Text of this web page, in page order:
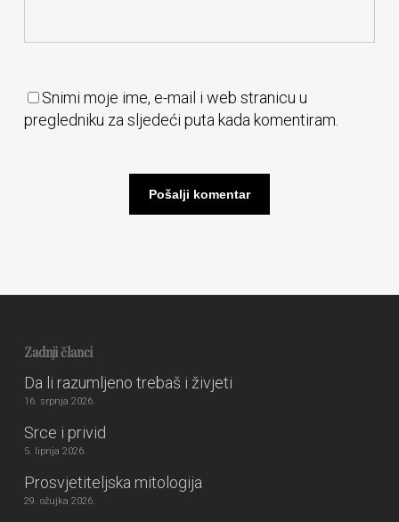
Snimi moje ime, e-mail i web stranicu u
pregledniku za sljedeći puta kada komentiram.
Zadnji članci
Da li razumljeno trebaš i živjeti
16. srpnja 2026.
Srce i privid
5. lipnja 2026.
Prosvjetiteljska mitologija
29. ožujka 2026.